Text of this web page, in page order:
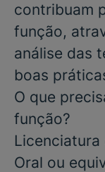
contribuam
função,
análise das
boas
O que
função?
Oral ou